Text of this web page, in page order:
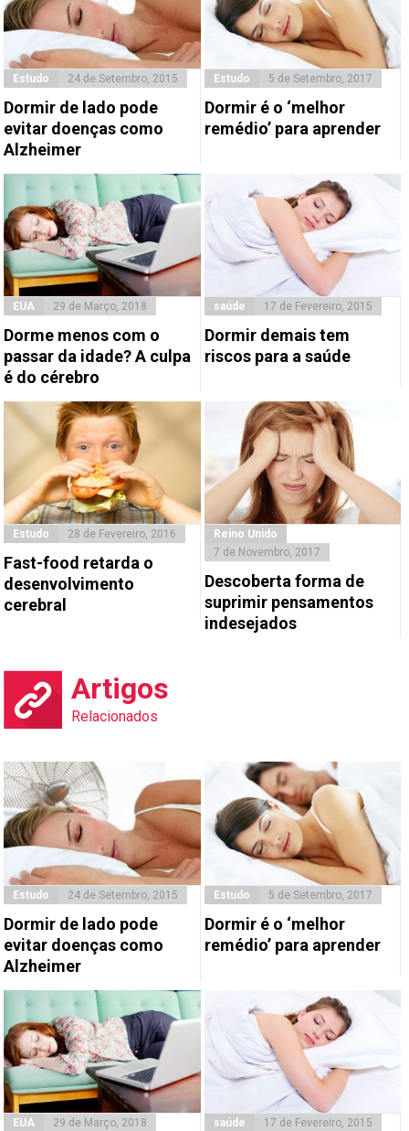
Estudo 24 de Setembro, 2015
Dormir de lado pode
evitar doenças como
Alzheimer
Estudo 5 de Setembro, 2017
Dormir é o ‘melhor
remédio’ para aprender
EUA 29 de Março, 2018
Dorme menos com o
passar da idade? A culpa
é do cérebro
saúde 17 de Fevereiro, 2015
Dormir demais tem
riscos para a saúde
Estudo 28 de Fevereiro, 2016
Fast-food retarda o
desenvolvimento
cerebral
Reino Unido
7 de Novembro, 2017
Descoberta forma de
suprimir pensamentos
indesejados
Artigos
Relacionados
Estudo 24 de Setembro, 2015
Dormir de lado pode
evitar doenças como
Alzheimer
Estudo 5 de Setembro, 2017
Dormir é o ‘melhor
remédio’ para aprender
EUA 29 de Março, 2018 saúde 17 de Fevereiro, 2015